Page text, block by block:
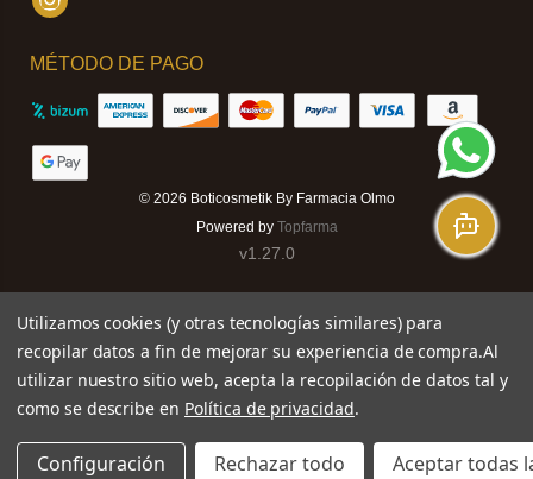
Instagram
MÉTODO DE PAGO
© 2026 Boticosmetik By Farmacia Olmo
Powered by Topfarma
v1.27.0
Utilizamos cookies (y otras tecnologías similares) para
recopilar datos a fin de mejorar su experiencia de compra.Al
utilizar nuestro sitio web, acepta la recopilación de datos tal y
como se describe en Política de privacidad.
Configuración Rechazar todo Aceptar todas